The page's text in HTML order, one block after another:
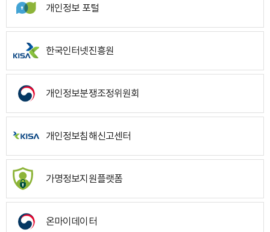
개인정보 포털
한국인터넷진흥원
개인정보분쟁조정위원회
개인정보침해신고센터
가명정보지원플랫폼
온마이데이터